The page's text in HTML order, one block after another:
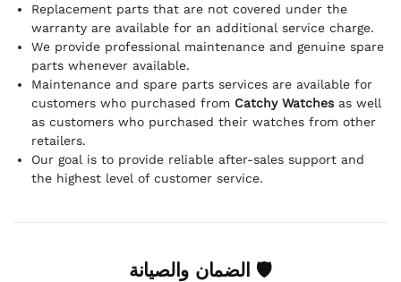
Replacement parts that are not covered under the
warranty are available for an additional service charge.
We provide professional maintenance and genuine spare
parts whenever available.
Maintenance and spare parts services are available for
customers who purchased from Catchy Watchesas well
as customers who purchased their watches from other
retailers.
Our goal is to provide reliable after-sales support and
the highest level of customer service.
🛡 الضمان والصيانة